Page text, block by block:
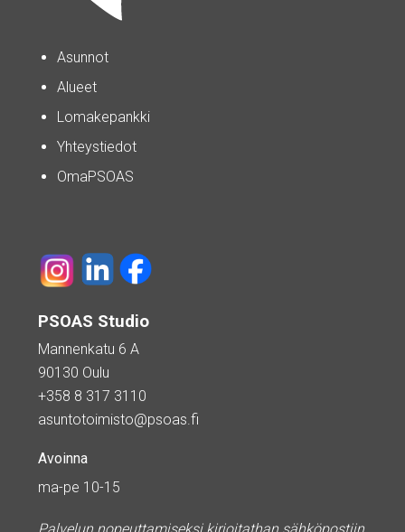
Asunnot
Alueet
Lomakepankki
Yhteystiedot
OmaPSOAS
PSOAS Studio
Mannenkatu 6 A
90130 Oulu
+358 8 317 3110
asuntotoimisto@psoas.fi
Avoinna
ma-pe 10-15